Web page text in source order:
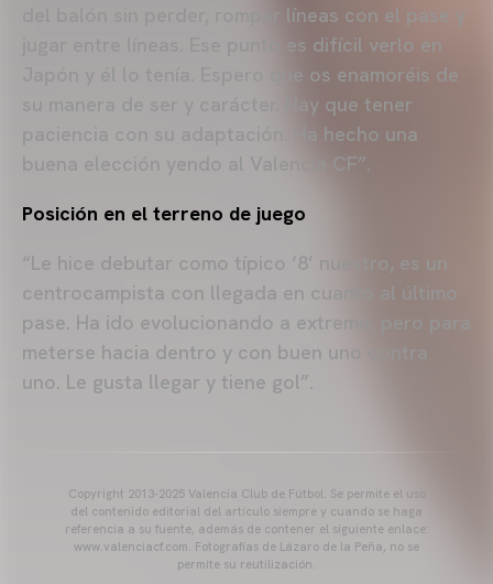
del balón sin perder, romper líneas con el pase y
jugar entre líneas. Ese punto es difícil verlo en
Japón y él lo tenía. Espero que os enamoréis de
su manera de ser y carácter. Hay que tener
paciencia con su adaptación. Ha hecho una
buena elección yendo al Valencia CF”.
Posición en el terreno de juego
“Le hice debutar como típico ‘8’ nuestro, es un
centrocampista con llegada en cuanto al último
pase. Ha ido evolucionando a extremo, pero para
meterse hacia dentro y con buen uno contra
uno. Le gusta llegar y tiene gol”.
Copyright 2013-2025 Valencia Club de Fútbol. Se permite el uso
del contenido editorial del artículo siempre y cuando se haga
referencia a su fuente, además de contener el siguiente enlace:
www.valenciacf.com. Fotografías de Lázaro de la Peña, no se
permite su reutilización.